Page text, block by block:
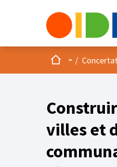
AccueilMenu
/
villes et